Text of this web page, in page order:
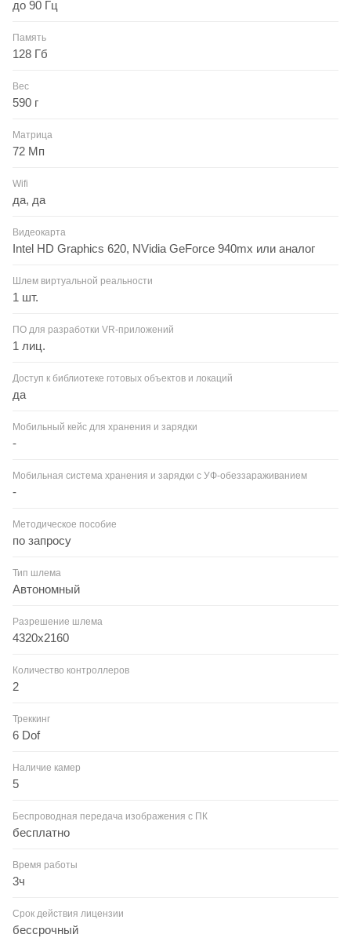
до 90 Гц
Память
128 Гб
Вес
590 г
Матрица
72 Мп
Wifi
да, да
Видеокарта
Intel HD Graphics 620, NVidia GeForce 940mx или аналог
Шлем виртуальной реальности
1 шт.
ПО для разработки VR-приложений
1 лиц.
Доступ к библиотеке готовых объектов и локаций
да
Мобильный кейс для хранения и зарядки
-
Мобильная система хранения и зарядки с УФ-обеззараживанием
-
Методическое пособие
по запросу
Тип шлема
Автономный
Разрешение шлема
4320х2160
Количество контроллеров
2
Треккинг
6 Dof
Наличие камер
5
Беспроводная передача изображения с ПК
бесплатно
Время работы
3ч
Срок действия лицензии
бессрочный